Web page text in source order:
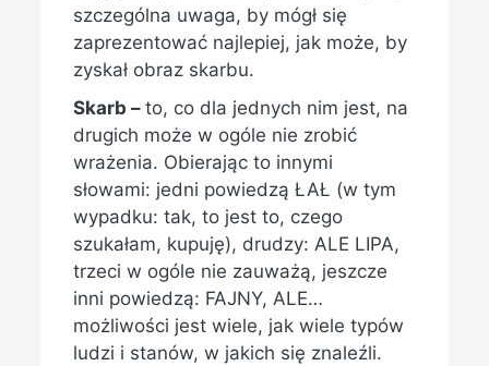
szczególna uwaga, by mógł się
zaprezentować najlepiej, jak może, by
zyskał obraz skarbu.
Skarb –to, co dla jednych nim jest, na
drugich może w ogóle nie zrobić
wrażenia. Obierając to innymi
słowami: jedni powiedzą ŁAŁ (w tym
wypadku: tak, to jest to, czego
szukałam, kupuję), drudzy: ALE LIPA,
trzeci w ogóle nie zauważą, jeszcze
inni powiedzą: FAJNY, ALE…
możliwości jest wiele, jak wiele typów
ludzi i stanów, w jakich się znaleźli.